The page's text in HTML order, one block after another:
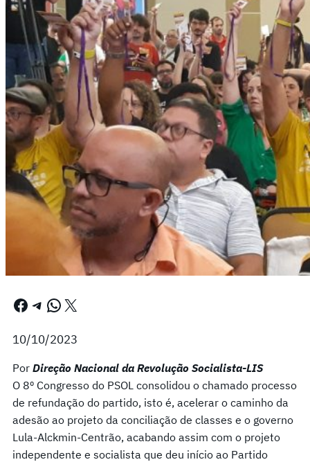
Facebook Telegram WhatsApp X
10/10/2023
Por Direção Nacional da Revolução Socialista-LIS
O 8º Congresso do PSOL consolidou o chamado processo
de refundação do partido, isto é, acelerar o caminho da
adesão ao projeto da conciliação de classes e o governo
Lula-Alckmin-Centrão, acabando assim com o projeto
independente e socialista que deu início ao Partido